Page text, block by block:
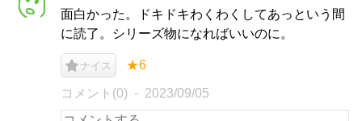
面白かった。ドキドキわくわくしてあっという間
に読了。シリーズ物になればいいのに。
ナイス ★6
コメント(0) 2023/09/05